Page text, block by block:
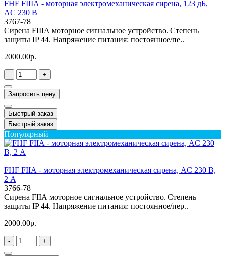
FHF FIIIА - моторная электромеханическая сирена, 123 дБ,
AC 230 В
3767-78
Сирена FIIIА моторное сигнальное устройство. Степень
защиты IP 44. Напряжение питания: постоянное/пе..
2000.00р.
- +
Запросить цену
Быстрый заказ
Быстрый заказ
Популярный
FHF FIIА - моторная электромеханическая сирена, AC 230 В,
2 А
3766-78
Сирена FIIА моторное сигнальное устройство. Степень
защиты IP 44. Напряжение питания: постоянное/пер..
2000.00р.
- +